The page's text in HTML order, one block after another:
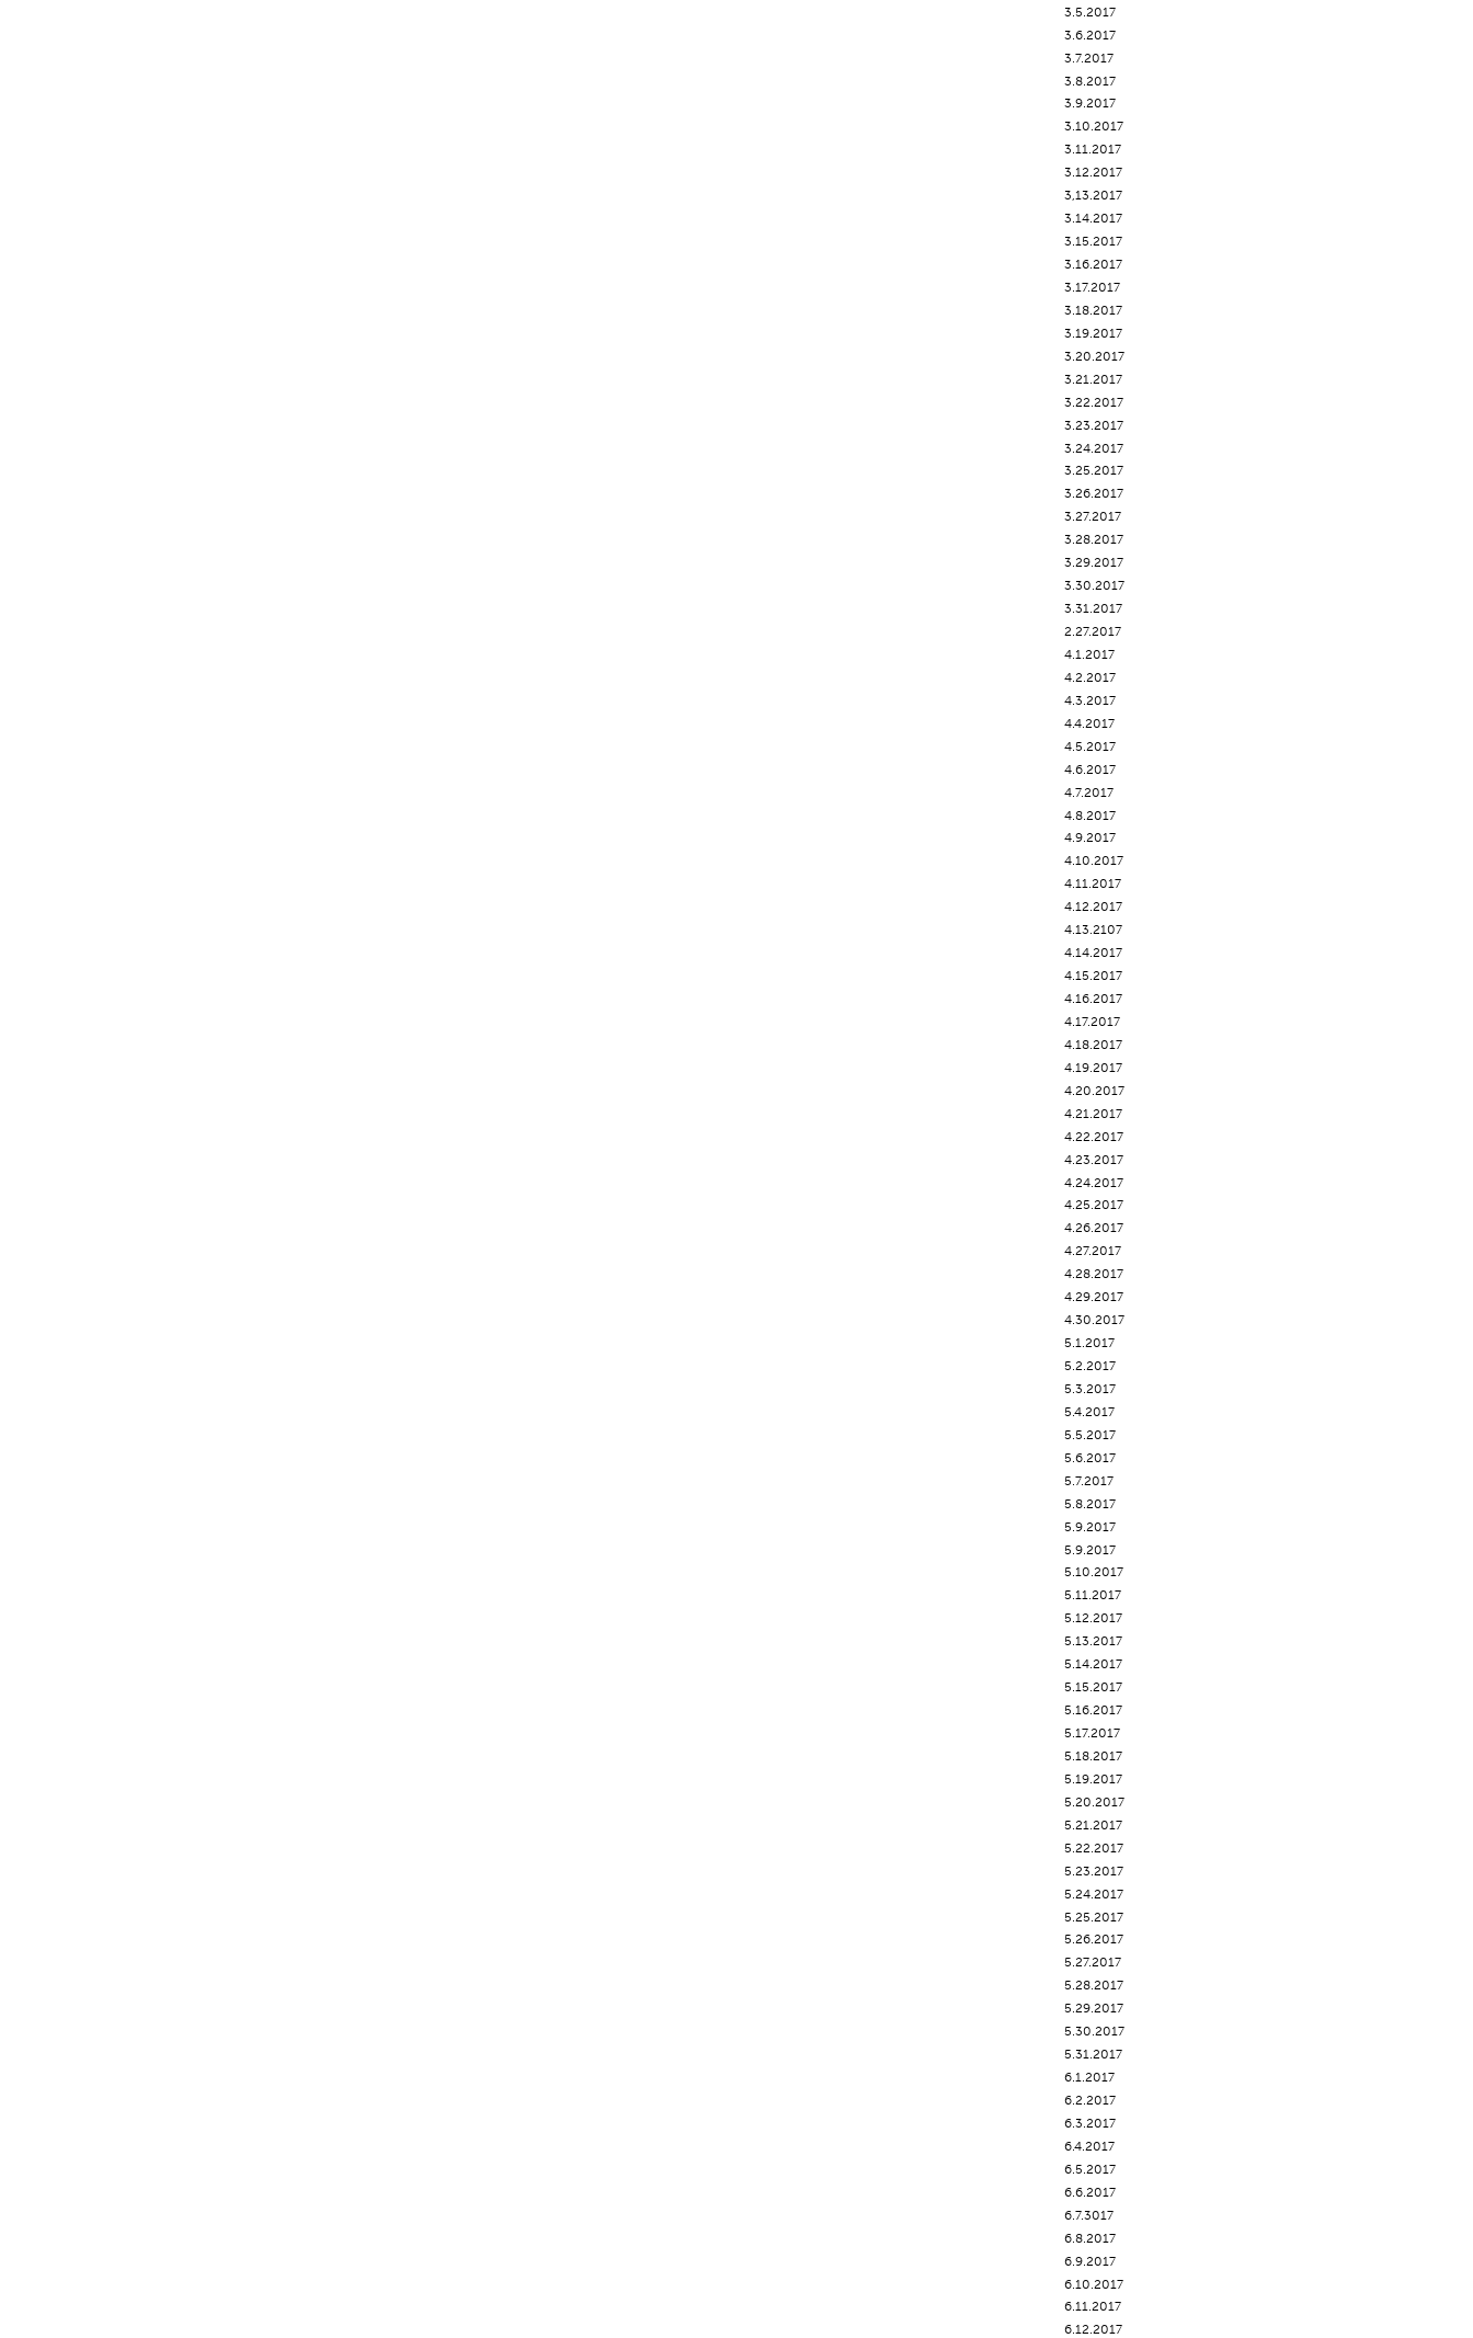
3.5.2017
3.6.2017
3.7.2017
3.8.2017
3.9.2017
3.10.2017
3.11.2017
3.12.2017
3,13.2017
3.14.2017
3.15.2017
3.16.2017
3.17.2017
3.18.2017
3.19.2017
3.20.2017
3.21.2017
3.22.2017
3.23.2017
3.24.2017
3.25.2017
3.26.2017
3.27.2017
3.28.2017
3.29.2017
3.30.2017
3.31.2017
2.27.2017
4.1.2017
4.2.2017
4.3.2017
4.4.2017
4.5.2017
4.6.2017
4.7.2017
4.8.2017
4.9.2017
4.10.2017
4.11.2017
4.12.2017
4.13.2107
4.14.2017
4.15.2017
4.16.2017
4.17.2017
4.18.2017
4.19.2017
4.20.2017
4.21.2017
4.22.2017
4.23.2017
4.24.2017
4.25.2017
4.26.2017
4.27.2017
4.28.2017
4.29.2017
4.30.2017
5.1.2017
5.2.2017
5.3.2017
5.4.2017
5.5.2017
5.6.2017
5.7.2017
5.8.2017
5.9.2017
5.9.2017
5.10.2017
5.11.2017
5.12.2017
5.13.2017
5.14.2017
5.15.2017
5.16.2017
5.17.2017
5.18.2017
5.19.2017
5.20.2017
5.21.2017
5.22.2017
5.23.2017
5.24.2017
5.25.2017
5.26.2017
5.27.2017
5.28.2017
5.29.2017
5.30.2017
5.31.2017
6.1.2017
6.2.2017
6.3.2017
6.4.2017
6.5.2017
6.6.2017
6.7.3017
6.8.2017
6.9.2017
6.10.2017
6.11.2017
6.12.2017